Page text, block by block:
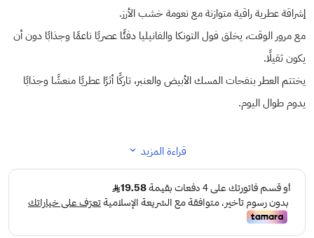
إشراقة عطرية راقية متوازنة مع نعومة خشب الأرز.
مع مرور الوقت، يخلق فول التونكا والفانيليا دفئًا عصريًا ناعمًا وجذابًا دون أن
يكون ثقيلًا.
يختتم العطر بنفحات المسك الأبيض والعنبر، تاركًا أثرًا عطريًا منعشًا وجذابًا
يدوم طوال اليوم.
قراءة المزيد